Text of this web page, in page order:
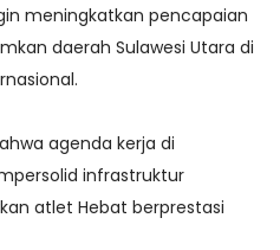
meningkatkan pencapaian
daerah Sulawesi Utara di
agenda kerja di
infrastruktur
atlet Hebat berprestasi